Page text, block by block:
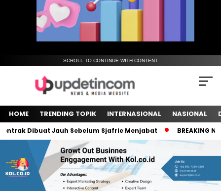
SCROLL TO CONTINUE WITH CONTENT
HOME TRENDING TOPIK INTERNASIONAL NASIONAL
Dibuat Jauh Sebelum Sjafrie Menjabat BREAKING